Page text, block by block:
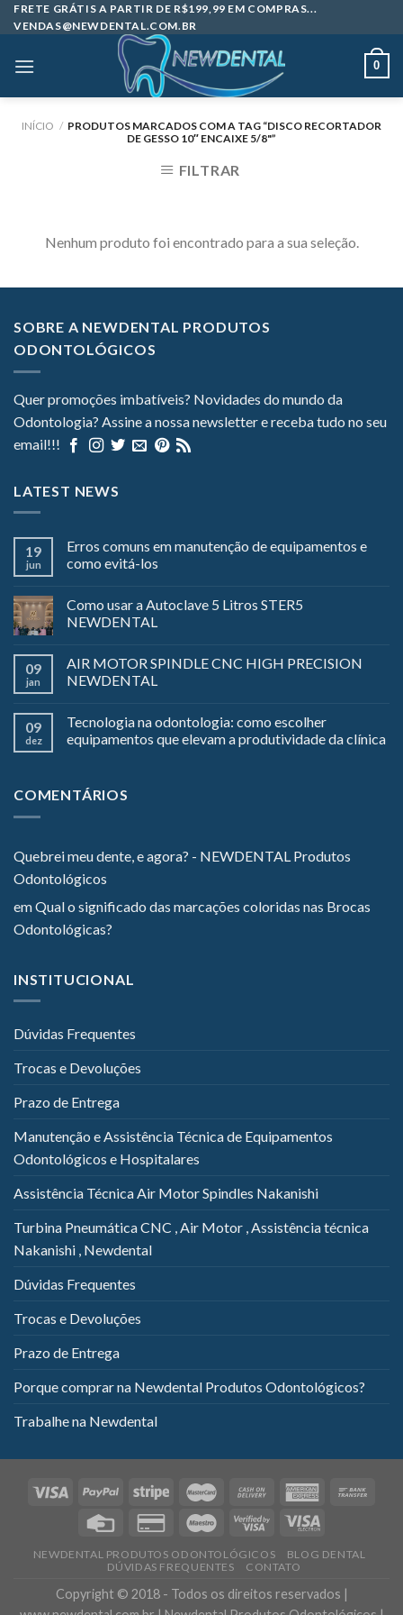
Skip
to
FRETE GRÁTIS A PARTIR DE R$199,99 EM COMPRAS...
VENDAS@NEWDENTAL.COM.BR
0
INÍCIO / PRODUTOS MARCADOS COM A TAG “DISCO RECORTADOR
DE GESSO 10″ ENCAIXE 5/8"”
FILTRAR
Nenhum produto foi encontrado para a sua seleção.
SOBRE A NEWDENTAL PRODUTOS
ODONTOLÓGICOS
Quer promoções imbatíveis? Novidades do mundo da
Odontologia? Assine a nossa newsletter e receba tudo no seu
email!!!
LATEST NEWS
19
jun
Erros comuns em manutenção de equipamentos e
como evitá-los
Como usar a Autoclave 5 Litros STER5
NEWDENTAL
09
jan
AIR MOTOR SPINDLE CNC HIGH PRECISION
NEWDENTAL
09
dez
Tecnologia na odontologia: como escolher
equipamentos que elevam a produtividade da clínica
COMENTÁRIOS
Quebrei meu dente, e agora? - NEWDENTAL Produtos
Odontológicos
emQual o significado das marcações coloridas nas Brocas
Odontológicas?
INSTITUCIONAL
Dúvidas Frequentes
Trocas e Devoluções
Prazo de Entrega
Manutenção e Assistência Técnica de Equipamentos
Odontológicos e Hospitalares
Assistência Técnica Air Motor Spindles Nakanishi
Turbina Pneumática CNC , Air Motor , Assistência técnica
Nakanishi , Newdental
Dúvidas Frequentes
Trocas e Devoluções
Prazo de Entrega
Porque comprar na Newdental Produtos Odontológicos?
Trabalhe na Newdental
NEWDENTAL PRODUTOS ODONTOLÓGICOS
BLOG DENTAL
DÚVIDAS FREQUENTES
CONTATO
Copyright © 2018 - Todos os direitos reservados |